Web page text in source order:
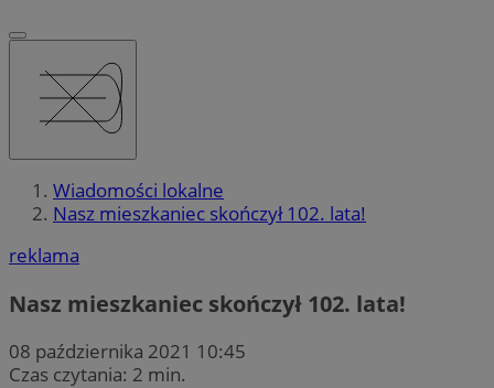
Wiadomości lokalne
Nasz mieszkaniec skończył 102. lata!
reklama
Nasz mieszkaniec skończył 102. lata!
08 października 2021 10:45
Czas czytania: 2 min.